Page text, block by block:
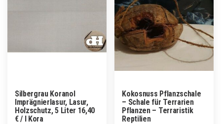
Silbergrau Koranol
Imprägnierlasur, Lasur,
Holzschutz, 5 Liter 16,40
€ / l Kora
Kokosnuss Pflanzschale
– Schale für Terrarien
Pflanzen – Terraristik
Reptilien